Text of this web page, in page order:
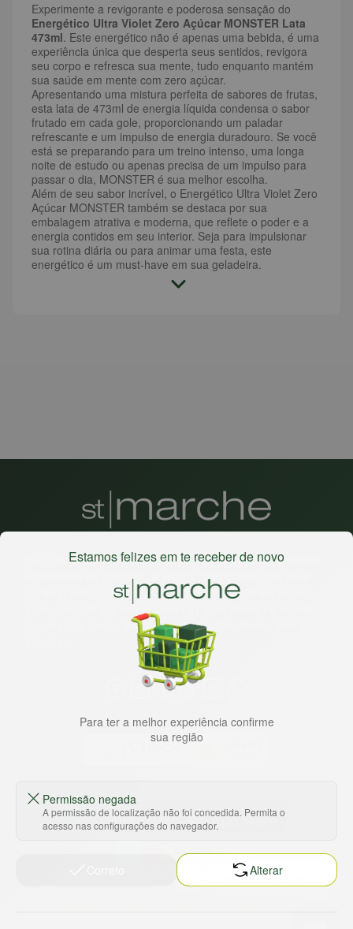
Experimente a revigorante e poderosa sensação do
Energético Ultra Violet Zero Açúcar MONSTER Lata
473ml. Este energético não é apenas uma bebida, é uma
experiência única que desperta seus sentidos, revigora
seu corpo e refresca sua mente, tudo enquanto mantém
sua saúde em mente com zero açúcar.
Apresentando uma mistura perfeita de sabores de frutas,
esta lata de 473ml de energia líquida condensa o sabor
frutado em cada gole, proporcionando um paladar
refrescante e um impulso de energia duradouro. Se você
está se preparando para um treino intenso, uma longa
noite de estudo ou apenas precisa de um impulso para
passar o dia, MONSTER é sua melhor escolha.
Além de seu sabor incrível, o Energético Ultra Violet Zero
Açúcar MONSTER também se destaca por sua
embalagem atrativa e moderna, que reflete o poder e a
energia contidos em seu interior. Seja para impulsionar
sua rotina diária ou para animar uma festa, este
energético é um must-have em sua geladeira.
Há mais de 22 anos, o St. Marche busca oferecer a melhor
experiência de compras, a preços competitivos, pra você
comprar tudo o que precisa para seu dia a dia em um só
lugar. Além da loja online temos 31 lojas físicas na capital,
Grande São Paulo, litoral e interior de São Paulo. Vem ser
HORTUS COMERCIO DE ALIMENTOS S.A
CNPJ: 09.000.493/0002-15
Estamos felizes em te receber de novo
Para ter a melhor experiência confirme
sua região
Permissão negada
A permissão de localização não foi concedida. Permita o
acesso nas configurações do navegador.
Alterar